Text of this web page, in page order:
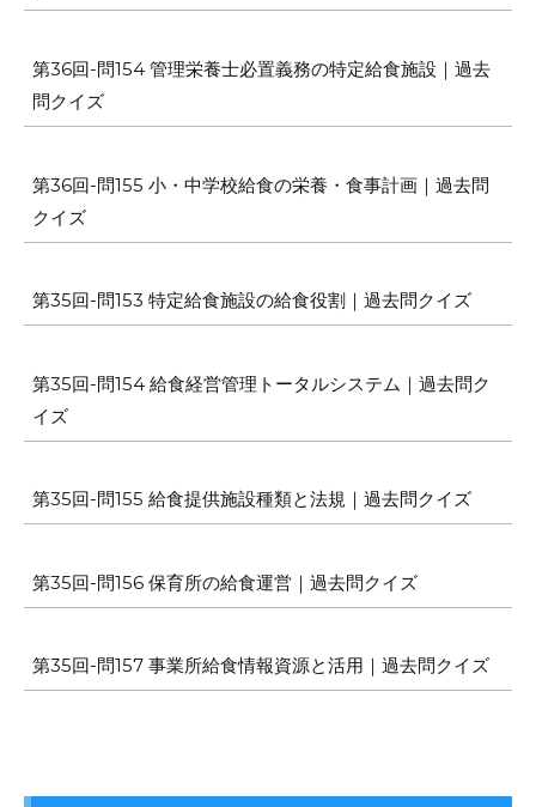
第36回-問154 管理栄養士必置義務の特定給食施設｜過去
問クイズ
第36回-問155 小・中学校給食の栄養・食事計画｜過去問
クイズ
第35回-問153 特定給食施設の給食役割｜過去問クイズ
第35回-問154 給食経営管理トータルシステム｜過去問ク
イズ
第35回-問155 給食提供施設種類と法規｜過去問クイズ
第35回-問156 保育所の給食運営｜過去問クイズ
第35回-問157 事業所給食情報資源と活用｜過去問クイズ